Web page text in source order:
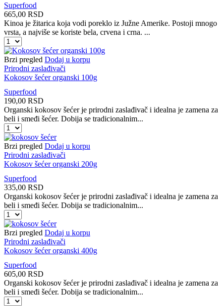
Superfood
665,00 RSD
Kinoa je žitarica koja vodi poreklo iz Južne Amerike. Postoji mnogo
vrsta, a najviše se koriste bela, crvena i crna. ...
Kinoa
trio
organski
400g
količina
Brzi pregled Dodaj u korpu
Prirodni zaslađivači
Kokosov šećer organski 100g
Superfood
190,00 RSD
Organski kokosov šećer je prirodni zaslađivač i idealna je zamena za
beli i smeđi šećer. Dobija se tradicionalnim...
Kokosov
šećer
organski
100g
količina
Brzi pregled Dodaj u korpu
Prirodni zaslađivači
Kokosov šećer organski 200g
Superfood
335,00 RSD
Organski kokosov šećer je prirodni zaslađivač i idealna je zamena za
beli i smeđi šećer. Dobija se tradicionalnim...
Kokosov
šećer
organski
200g
količina
Brzi pregled Dodaj u korpu
Prirodni zaslađivači
Kokosov šećer organski 400g
Superfood
605,00 RSD
Organski kokosov šećer je prirodni zaslađivač i idealna je zamena za
beli i smeđi šećer. Dobija se tradicionalnim...
Kokosov